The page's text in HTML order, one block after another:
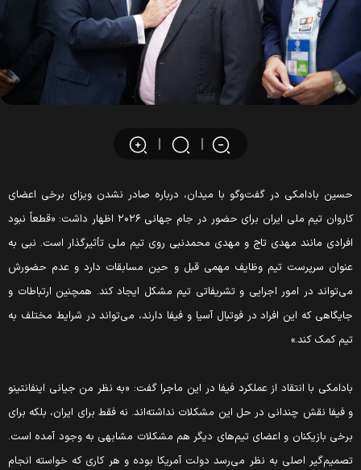
حسین بادامکی در گفت‌وگو با میدان، درباره صادر نشدن ویزای برخی اعضای
کاروان تیم ملی ایران برای حضور در جام جهانی ۲۰۲۶ اظهار داشت: «قطعاً نبود
افرادی مانند مهدی تاج و مهدی محمدنبی روی تیم ملی تأثیرگذار است. نبی به
عنوان سرپرست تیم وظایف مهمی قبل و حین مسابقات دارد و عدم حضورش
می‌تواند در امور اجرایی و تشریفاتی تیم مشکل ایجاد کند. همچنین ارتباطات و
جایگاهی که این افراد در فوتبال آسیا و فیفا دارند، می‌تواند در شرایط مختلف به
تیم کمک کند.»
بادامکی با انتقاد از عملکرد فیفا در این ماجرا گفت: «به نظر من جیانی اینفانتینو
و فیفا نقش چندانی در حل این مشکلات نداشته‌اند. نه فقط برای ایران، بلکه برای
برخی بازیکنان و اعضای تیم‌های دیگر هم مشکلات مشابهی به وجود آمده است.
تصمیم‌گیر اصلی به نظر می‌رسد دولت آمریکا بوده و هر کاری که خواسته انجام